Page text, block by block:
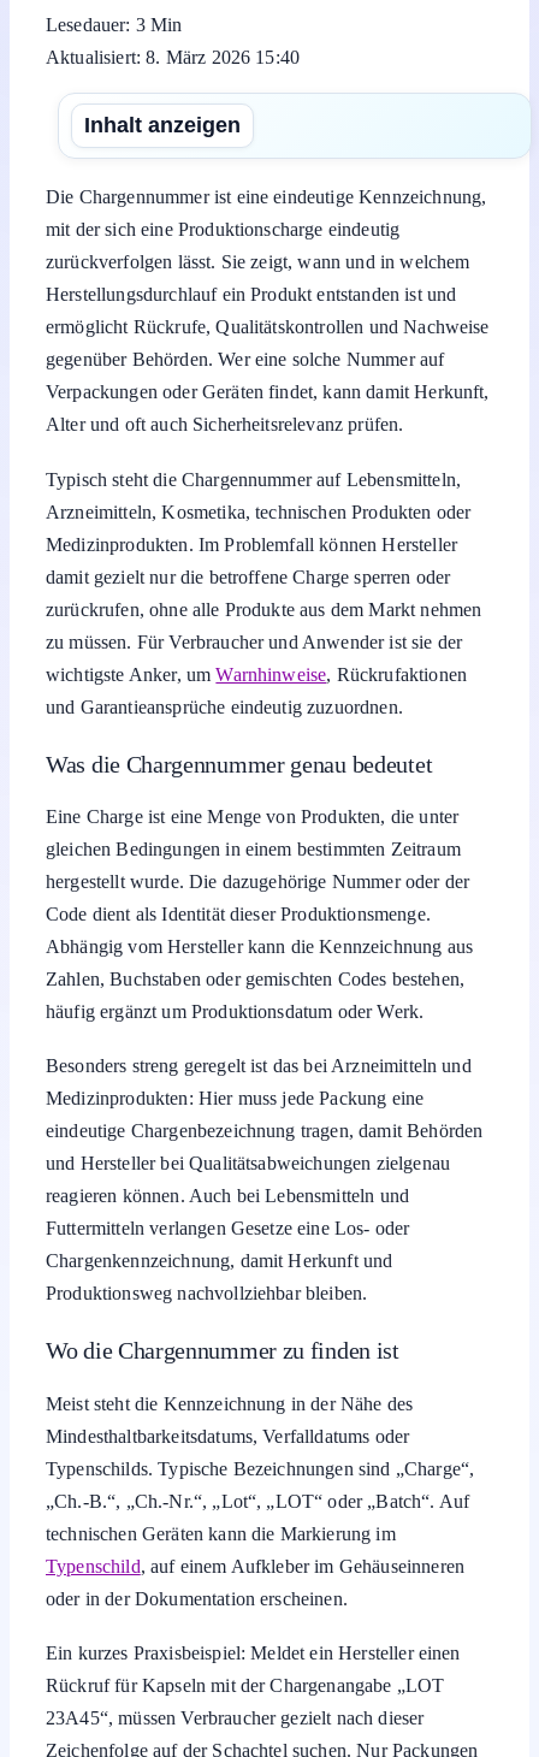
Lesedauer: 3 Min
Aktualisiert: 8. März 2026 15:40
Inhalt anzeigen
Die Chargennummer ist eine eindeutige Kennzeichnung,
mit der sich eine Produktionscharge eindeutig
zurückverfolgen lässt. Sie zeigt, wann und in welchem
Herstellungsdurchlauf ein Produkt entstanden ist und
ermöglicht Rückrufe, Qualitätskontrollen und Nachweise
gegenüber Behörden. Wer eine solche Nummer auf
Verpackungen oder Geräten findet, kann damit Herkunft,
Alter und oft auch Sicherheitsrelevanz prüfen.
Typisch steht die Chargennummer auf Lebensmitteln,
Arzneimitteln, Kosmetika, technischen Produkten oder
Medizinprodukten. Im Problemfall können Hersteller
damit gezielt nur die betroffene Charge sperren oder
zurückrufen, ohne alle Produkte aus dem Markt nehmen
zu müssen. Für Verbraucher und Anwender ist sie der
wichtigste Anker, umWarnhinweise, Rückrufaktionen
und Garantieansprüche eindeutig zuzuordnen.
Was die Chargennummer genau bedeutet
Eine Charge ist eine Menge von Produkten, die unter
gleichen Bedingungen in einem bestimmten Zeitraum
hergestellt wurde. Die dazugehörige Nummer oder der
Code dient als Identität dieser Produktionsmenge.
Abhängig vom Hersteller kann die Kennzeichnung aus
Zahlen, Buchstaben oder gemischten Codes bestehen,
häufig ergänzt um Produktionsdatum oder Werk.
Besonders streng geregelt ist das bei Arzneimitteln und
Medizinprodukten: Hier muss jede Packung eine
eindeutige Chargenbezeichnung tragen, damit Behörden
und Hersteller bei Qualitätsabweichungen zielgenau
reagieren können. Auch bei Lebensmitteln und
Futtermitteln verlangen Gesetze eine Los- oder
Chargenkennzeichnung, damit Herkunft und
Produktionsweg nachvollziehbar bleiben.
Wo die Chargennummer zu finden ist
Meist steht die Kennzeichnung in der Nähe des
Mindesthaltbarkeitsdatums, Verfalldatums oder
Typenschilds. Typische Bezeichnungen sind „Charge“,
„Ch.-B.“, „Ch.-Nr.“, „Lot“, „LOT“ oder „Batch“. Auf
technischen Geräten kann die Markierung im
Typenschild, auf einem Aufkleber im Gehäuseinneren
oder in der Dokumentation erscheinen.
Ein kurzes Praxisbeispiel: Meldet ein Hersteller einen
Rückruf für Kapseln mit der Chargenangabe „LOT
23A45“, müssen Verbraucher gezielt nach dieser
Zeichenfolge auf der Schachtel suchen. Nur Packungen